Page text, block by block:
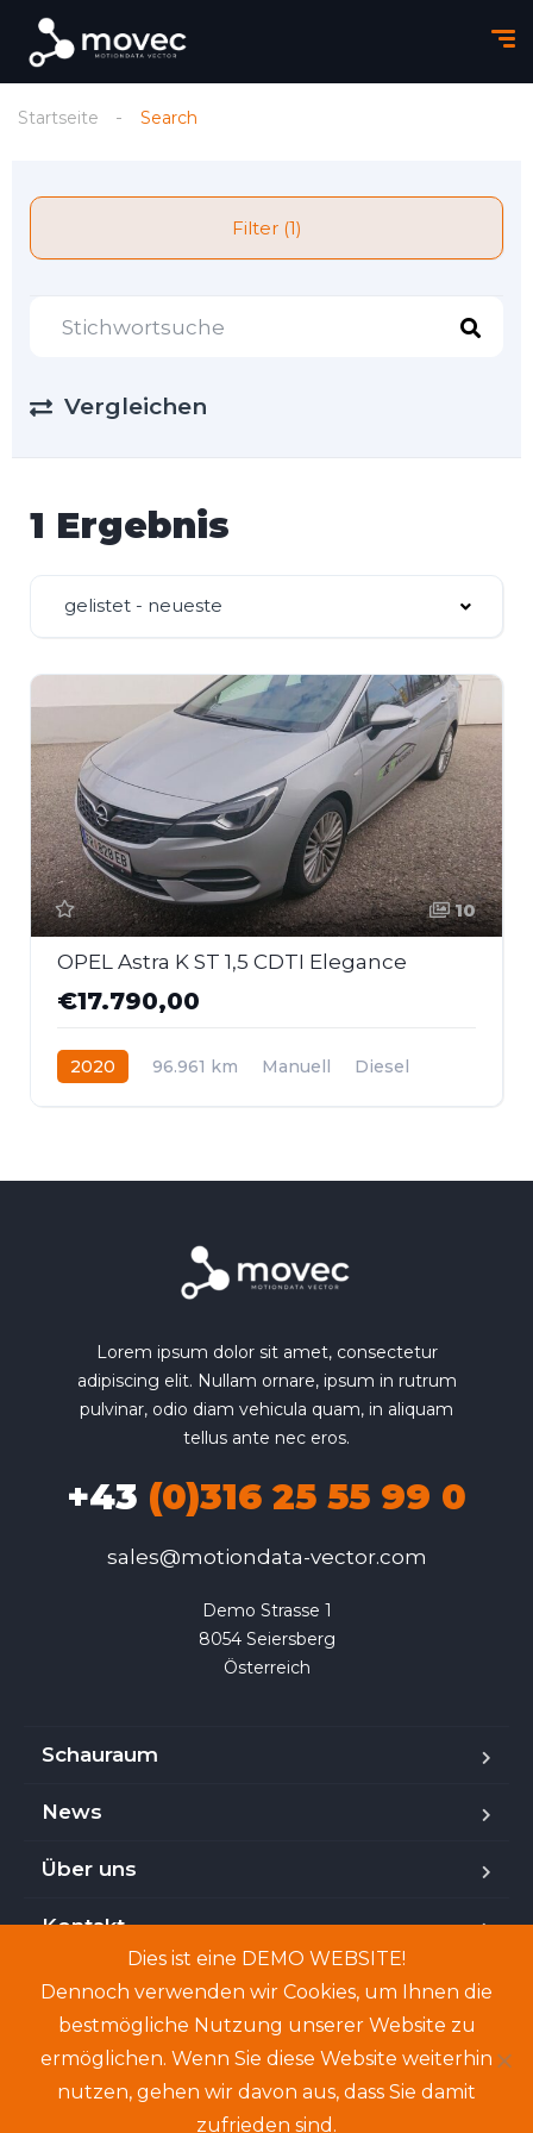
Startseite Search
Filter (1)
Vergleichen
1 Ergebnis
gelistet - neueste
10
OPEL Astra K ST 1,5 CDTI Elegance
€17.790,00
2020 96.961 km Manuell
Diesel
Lorem ipsum dolor sit amet, consectetur
adipiscing elit. Nullam ornare, ipsum in rutrum
pulvinar, odio diam vehicula quam, in aliquam
tellus ante nec eros.
+43 (0)316 25 55 99 0
sales@motiondata-vector.com
Demo Strasse 1
8054 Seiersberg
Österreich
Schauraum
News
Über uns
Kontakt
Copyright © 2024. Demo-Website. Genannte Personen
und Angebote sind frei erfunden.
Dies ist eine DEMO WEBSITE!
Dennoch verwenden wir Cookies, um Ihnen die
bestmögliche Nutzung unserer Website zu
ermöglichen. Wenn Sie diese Website weiterhin
nutzen, gehen wir davon aus, dass Sie damit
zufrieden sind.